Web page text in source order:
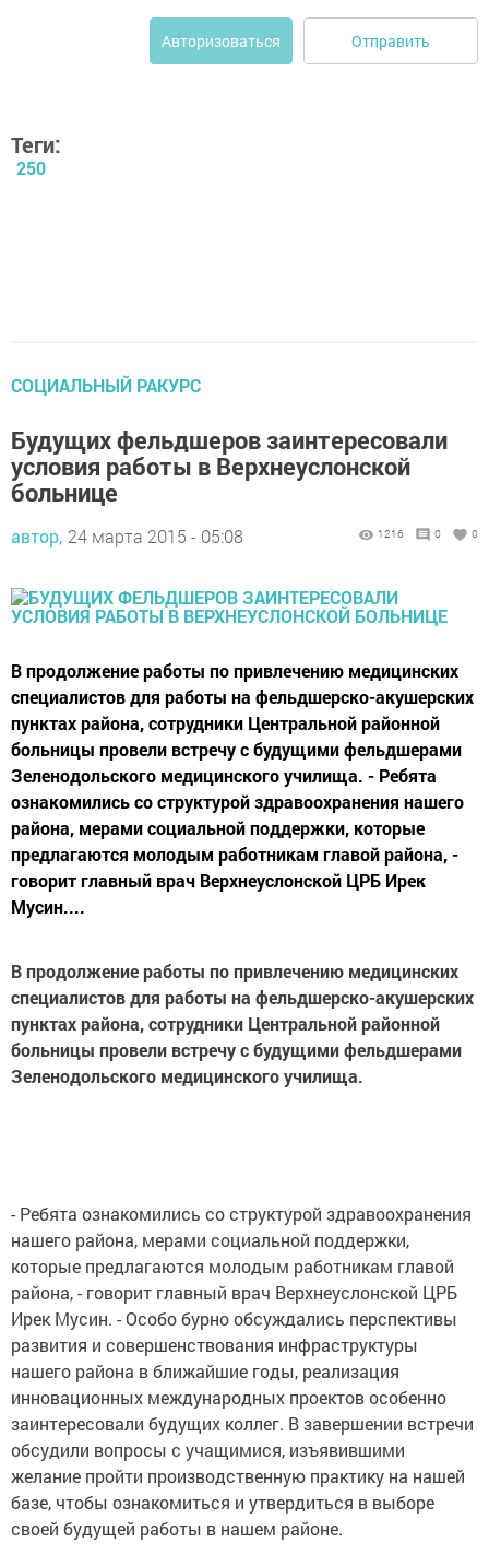
Авторизоваться Отправить
Теги:
250
СОЦИАЛЬНЫЙ РАКУРС
Будущих фельдшеров заинтересовали
условия работы в Верхнеуслонской
больнице
автор, 24 марта 2015 - 05:08 1216 0 0
В продолжение работы по привлечению медицинских
специалистов для работы на фельдшерско-акушерских
пунктах района, сотрудники Центральной районной
больницы провели встречу с будущими фельдшерами
Зеленодольского медицинского училища. - Ребята
ознакомились со структурой здравоохранения нашего
района, мерами социальной поддержки, которые
предлагаются молодым работникам главой района, -
говорит главный врач Верхнеуслонской ЦРБ Ирек
Мусин....
В продолжение работы по привлечению медицинских
специалистов для работы на фельдшерско-акушерских
пунктах района, сотрудники Центральной районной
больницы провели встречу с будущими фельдшерами
Зеленодольского медицинского училища.
- Ребята ознакомились со структурой здравоохранения
нашего района, мерами социальной поддержки,
которые предлагаются молодым работникам главой
района, - говорит главный врач Верхнеуслонской ЦРБ
Ирек Мусин. - Особо бурно обсуждались перспективы
развития и совершенствования инфраструктуры
нашего района в ближайшие годы, реализация
инновационных международных проектов особенно
заинтересовали будущих коллег. В завершении встречи
обсудили вопросы с учащимися, изъявившими
желание пройти производственную практику на нашей
базе, чтобы ознакомиться и утвердиться в выборе
своей будущей работы в нашем районе.